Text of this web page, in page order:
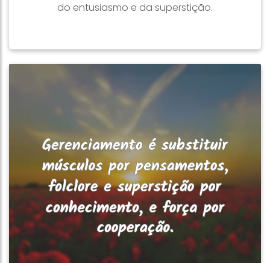
do entusiasmo e da superstição.